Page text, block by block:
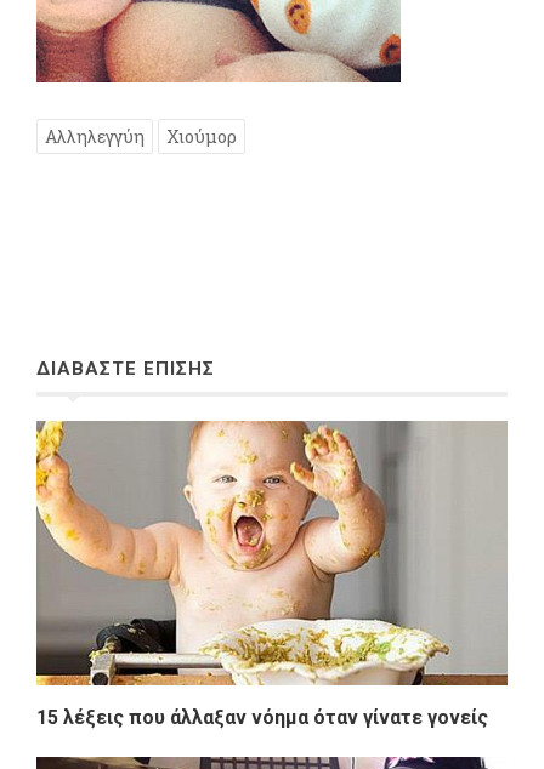
Αλληλεγγύη Χιούμορ
ΔΙΑΒΑΣΤΕ ΕΠΙΣΗΣ
15 λέξεις που άλλαξαν νόημα όταν γίνατε γονείς